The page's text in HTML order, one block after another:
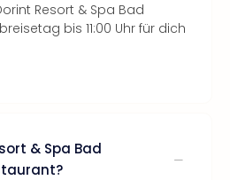
Resort & Spa Bad
bis 11:00 Uhr für dich
& Spa Bad